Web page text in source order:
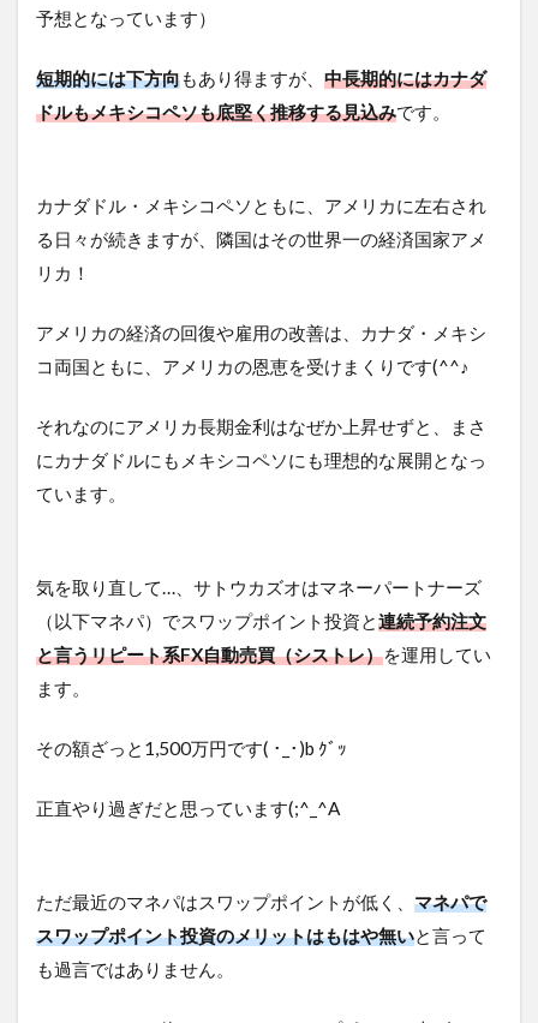
予想となっています）
短期的には下方向もあり得ますが、 中長期的にはカナダ
ドルもメキシコペソも底堅く推移する見込みです。
カナダドル・メキシコペソともに、アメリカに左右され
る日々が続きますが、隣国はその世界一の経済国家アメ
リカ！
アメリカの経済の回復や雇用の改善は、カナダ・メキシ
コ両国ともに、アメリカの恩恵を受けまくりです(^^♪
それなのにアメリカ長期金利はなぜか上昇せずと、まさ
にカナダドルにもメキシコペソにも理想的な展開となっ
ています。
気を取り直して…、サトウカズオはマネーパートナーズ
（以下マネパ）でスワップポイント投資と連続予約注文
と言うリピート系FX自動売買（シストレ）を運用してい
ます。
その額ざっと1,500万円です( ･_･)b ｸﾞｯ
正直やり過ぎだと思っています(;^_^A
ただ最近のマネパはスワップポイントが低く、 マネパで
スワップポイント投資のメリットはもはや無いと言って
も過言ではありません。